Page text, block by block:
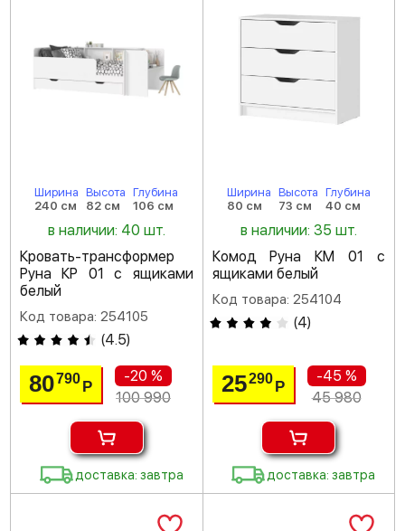
Ширина
240 см
Высота
82 см
Глубина
106 см
в наличии: 40 шт.
Кровать-трансформер
Руна КР 01 с ящиками
белый
Код товара: 254105
(4.5)
80790 Р
-20 %
100 990
доставка: завтра
Ширина
80 см
Высота
73 см
Глубина
40 см
в наличии: 35 шт.
Комод Руна КМ 01 с
ящиками белый
Код товара: 254104
(4)
25290 Р
-45 %
45 980
доставка: завтра